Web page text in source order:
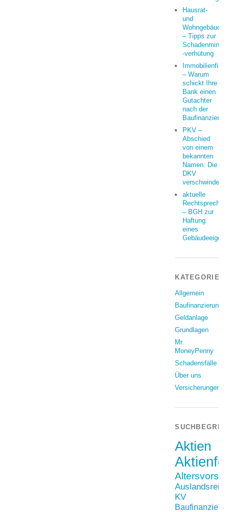
Hausrat-
und
– Tipps zur
-verhütung
– Warum
schickt Ihre
Bank einen
Gutachter
nach der
PKV –
Abschied
von einem
bekannten
Namen: Die
DKV
verschwindet
aktuelle
– BGH zur
Haftung
eines
KATEGORIEN
Allgemein
Baufinanzierung
Geldanlage
Grundlagen
Mr.
MoneyPenny
Schadensfälle
Über uns
Versicherungen
Aktien
Auslandsreise
KV